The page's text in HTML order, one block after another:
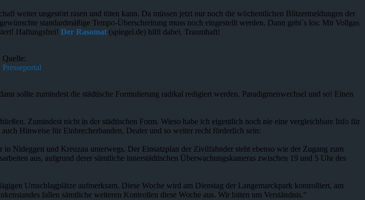
weiter ungestört rasen und töten kann. Da müssen jetzt nur noch die wöchentlichen Blitzermeldungen der
standardmäßige Tempo-Überschreitung muss noch eingestellt werden. Dann geht´s los: Mit Vollgas
Haftungsfrei! Der Rasomat (spiegel.de) hilft dabei. Traumhaft!
Quelle:
Presseportal
sollte zumindest die städtische Formulierung radikal redigiert werden. Paradigmenwechsel und so! Einen
Zumindest nicht in der städtischen Form. Wieso habe ich eigentlich noch nie eine vergleichbare Info für
Hinweise für Einbrecherbanden, Dealer und so weiter recht förderlich sein:
Nideggen und Kreuzau unterwegs. Der Einsatzplan der Zivilfahnder steht ebenso wie der Zugang zum
aus, aufgrund derer sämtliche innerstädtischen Überwachungskameras zwischen 19 und 5 Uhr des
Umschlagplätze aufmerksam. Diese Woche wird am Dienstag der Langemarckpark kontrolliert, am
fallen sämtliche weiteren Kontrollen diese Woche aus. Wir bitten um Verständnis.“